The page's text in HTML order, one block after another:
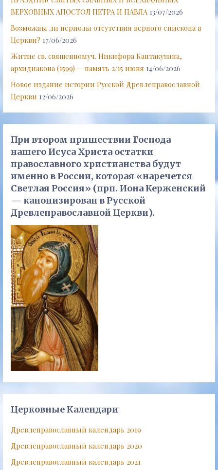
ВЕРХОВНЫХ АПОСТОЛ ПЕТРА И ПАВЛА 13/07/2026
Возможны ли периоды отсутствия верного епископа в
Церкви? 17/06/2026
Житие св. священномуч. Никифора Кантакузина,
архидиакона (1599) — память 2/15 июня 14/06/2026
Новое издание истории Русской Древлеправославной
Церкви 12/06/2026
При втором пришествии Господа
нашего Исуса Христа остатки
православного христианства будут
именно в России, которая «наречется
Светлая Россия» (прп. Иона Керженский
— канонизирован в Русской
Древлеправославной Церкви).
Церковные Календари
Древлеправославный календарь 2019
Древлеправославный календарь 2020
Древлеправославный календарь 2021